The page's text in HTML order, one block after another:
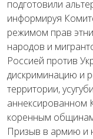
подготовили
информируя
режимом прав
народов и
Россией против
дискриминацию и
территории,
аннексированном
коренным
Призыв в армию и